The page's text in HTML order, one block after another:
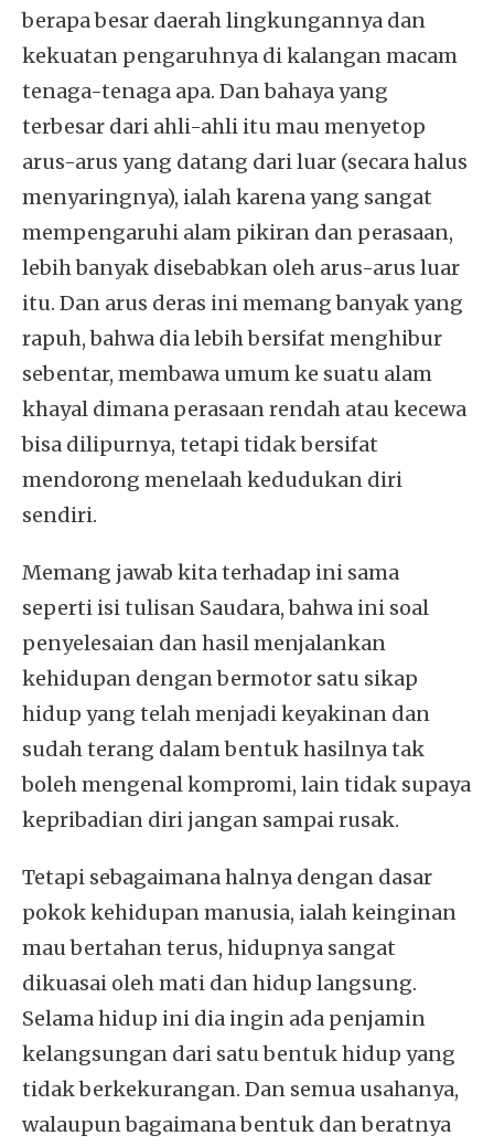
berapa besar daerah lingkungannya dan
kekuatan pengaruhnya di kalangan macam
tenaga-tenaga apa. Dan bahaya yang
terbesar dari ahli-ahli itu mau menyetop
arus-arus yang datang dari luar (secara halus
menyaringnya), ialah karena yang sangat
mempengaruhi alam pikiran dan perasaan,
lebih banyak disebabkan oleh arus-arus luar
itu. Dan arus deras ini memang banyak yang
rapuh, bahwa dia lebih bersifat menghibur
sebentar, membawa umum ke suatu alam
khayal dimana perasaan rendah atau kecewa
bisa dilipurnya, tetapi tidak bersifat
mendorong menelaah kedudukan diri
sendiri.
Memang jawab kita terhadap ini sama
seperti isi tulisan Saudara, bahwa ini soal
penyelesaian dan hasil menjalankan
kehidupan dengan bermotor satu sikap
hidup yang telah menjadi keyakinan dan
sudah terang dalam bentuk hasilnya tak
boleh mengenal kompromi, lain tidak supaya
kepribadian diri jangan sampai rusak.
Tetapi sebagaimana halnya dengan dasar
pokok kehidupan manusia, ialah keinginan
mau bertahan terus, hidupnya sangat
dikuasai oleh mati dan hidup langsung.
Selama hidup ini dia ingin ada penjamin
kelangsungan dari satu bentuk hidup yang
tidak berkekurangan. Dan semua usahanya,
walaupun bagaimana bentuk dan beratnya